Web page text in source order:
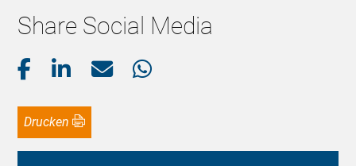
Share Social Media
Drucken